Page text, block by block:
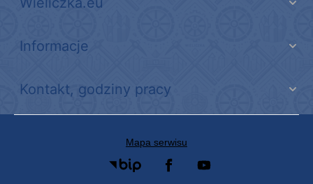
Informacje
Kontakt, godziny pracy
Mapa serwisu